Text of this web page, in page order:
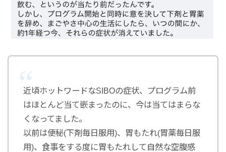
近頃ホットワードなSIBOの症状、プログラム前
はほとんど当て嵌まったのに、今は当てはまらな
くなってました。
以前は便秘(下剤毎日服用)、胃もたれ(胃薬毎日服
用)、食事をする度に胃もたれして自然な空腹感